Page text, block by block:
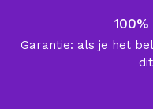
100%
Garantie: als je het